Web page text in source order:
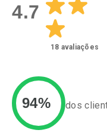
4.7
18 avaliações
94% dos